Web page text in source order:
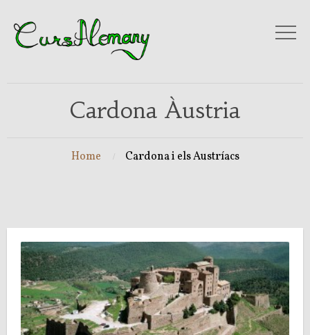
Cardona Àustria
Home Cardona i els Austríacs